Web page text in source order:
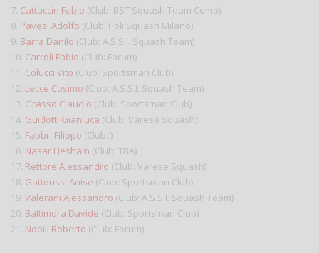
7. Cattaccin Fabio (Club: BST Squash Team Como)
8. Pavesi Adolfo (Club: Poli Squash Milano)
9. Barra Danilo (Club: A.S.S.I. Squash Team)
10. Carroli Fabio (Club: Forum)
11. Colucci Vito (Club: Sportsman Club)
12. Lecce Cosimo (Club: A.S.S.I. Squash Team)
13. Grasso Claudio (Club: Sportsman Club)
14. Guidotti Gianluca (Club: Varese Squash)
15. Fabbri Filippo (Club: )
16. Nasar Hesham (Club: TBA)
17. Rettore Alessandro (Club: Varese Squash)
18. Gattoussi Anise (Club: Sportsman Club)
19. Valerani Alessandro (Club: A.S.S.I. Squash Team)
20. Baltimora Davide (Club: Sportsman Club)
21. Nobili Roberto (Club: Forum)